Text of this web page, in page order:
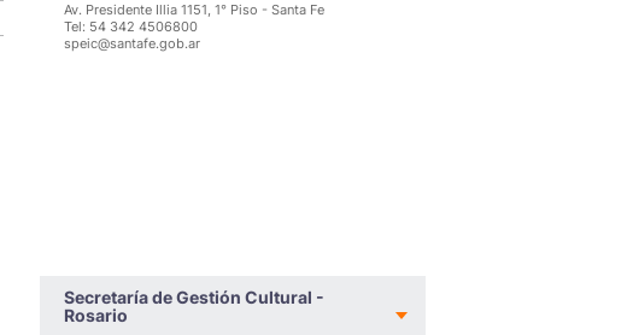
Av. Presidente Illia 1151, 1° Piso - Santa Fe
Tel: 54 342 4506800
speic@santafe.gob.ar
Secretaría de Gestión Cultural -
Rosario